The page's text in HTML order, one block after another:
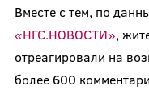
Вместе с тем, по
«НГС.НОВОСТИ»,
отреагировали на
более 600